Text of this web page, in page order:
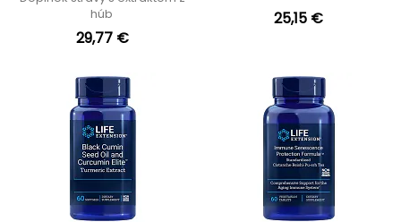
húb
29,77 €
25,15 €